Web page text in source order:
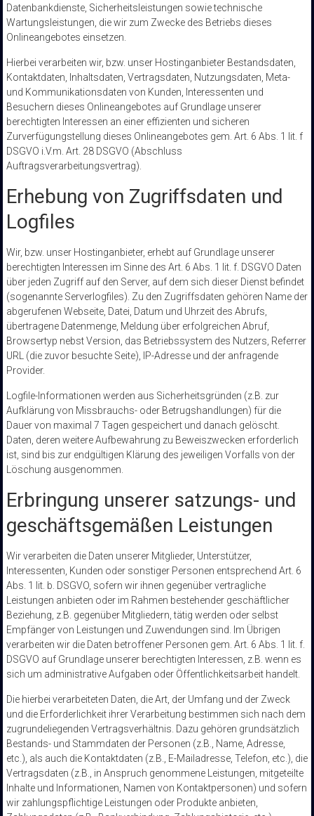
Datenbankdienste, Sicherheitsleistungen sowie technische
Wartungsleistungen, die wir zum Zwecke des Betriebs dieses
Onlineangebotes einsetzen.
Hierbei verarbeiten wir, bzw. unser Hostinganbieter Bestandsdaten,
Kontaktdaten, Inhaltsdaten, Vertragsdaten, Nutzungsdaten, Meta-
und Kommunikationsdaten von Kunden, Interessenten und
Besuchern dieses Onlineangebotes auf Grundlage unserer
berechtigten Interessen an einer effizienten und sicheren
Zurverfügungstellung dieses Onlineangebotes gem. Art. 6 Abs. 1 lit. f
DSGVO i.V.m. Art. 28 DSGVO (Abschluss
Auftragsverarbeitungsvertrag).
Erhebung von Zugriffsdaten und
Logfiles
Wir, bzw. unser Hostinganbieter, erhebt auf Grundlage unserer
berechtigten Interessen im Sinne des Art. 6 Abs. 1 lit. f. DSGVO Daten
über jeden Zugriff auf den Server, auf dem sich dieser Dienst befindet
(sogenannte Serverlogfiles). Zu den Zugriffsdaten gehören Name der
abgerufenen Webseite, Datei, Datum und Uhrzeit des Abrufs,
übertragene Datenmenge, Meldung über erfolgreichen Abruf,
Browsertyp nebst Version, das Betriebssystem des Nutzers, Referrer
URL (die zuvor besuchte Seite), IP-Adresse und der anfragende
Provider.
Logfile-Informationen werden aus Sicherheitsgründen (z.B. zur
Aufklärung von Missbrauchs- oder Betrugshandlungen) für die
Dauer von maximal 7 Tagen gespeichert und danach gelöscht.
Daten, deren weitere Aufbewahrung zu Beweiszwecken erforderlich
ist, sind bis zur endgültigen Klärung des jeweiligen Vorfalls von der
Löschung ausgenommen.
Erbringung unserer satzungs- und
geschäftsgemäßen Leistungen
Wir verarbeiten die Daten unserer Mitglieder, Unterstützer,
Interessenten, Kunden oder sonstiger Personen entsprechend Art. 6
Abs. 1 lit. b. DSGVO, sofern wir ihnen gegenüber vertragliche
Leistungen anbieten oder im Rahmen bestehender geschäftlicher
Beziehung, z.B. gegenüber Mitgliedern, tätig werden oder selbst
Empfänger von Leistungen und Zuwendungen sind. Im Übrigen
verarbeiten wir die Daten betroffener Personen gem. Art. 6 Abs. 1 lit. f.
DSGVO auf Grundlage unserer berechtigten Interessen, z.B. wenn es
sich um administrative Aufgaben oder Öffentlichkeitsarbeit handelt.
Die hierbei verarbeiteten Daten, die Art, der Umfang und der Zweck
und die Erforderlichkeit ihrer Verarbeitung bestimmen sich nach dem
zugrundeliegenden Vertragsverhältnis. Dazu gehören grundsätzlich
Bestands- und Stammdaten der Personen (z.B., Name, Adresse,
etc.), als auch die Kontaktdaten (z.B., E-Mailadresse, Telefon, etc.), die
Vertragsdaten (z.B., in Anspruch genommene Leistungen, mitgeteilte
Inhalte und Informationen, Namen von Kontaktpersonen) und sofern
wir zahlungspflichtige Leistungen oder Produkte anbieten,